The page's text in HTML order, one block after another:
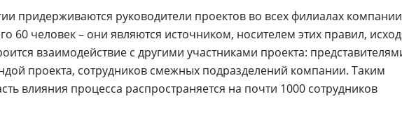
придерживаются руководители проектов во всех филиалах
60 человек – они являются источником, носителем этих правил,
взаимодействие с другими участниками проекта:
проекта, сотрудников смежных подразделений компании. Таким
влияния процесса распространяется на почти 1000 сотрудников